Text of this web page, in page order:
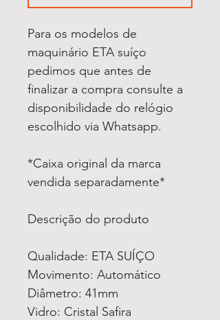
Para os modelos de
maquinário ETA suíço
pedimos que antes de
finalizar a compra consulte a
disponibilidade do relógio
escolhido via Whatsapp.
*Caixa original da marca
vendida separadamente*
Descrição do produto
Qualidade: ETA SUÍÇO
Movimento: Automático
Diâmetro: 41mm
Vidro: Cristal Safira